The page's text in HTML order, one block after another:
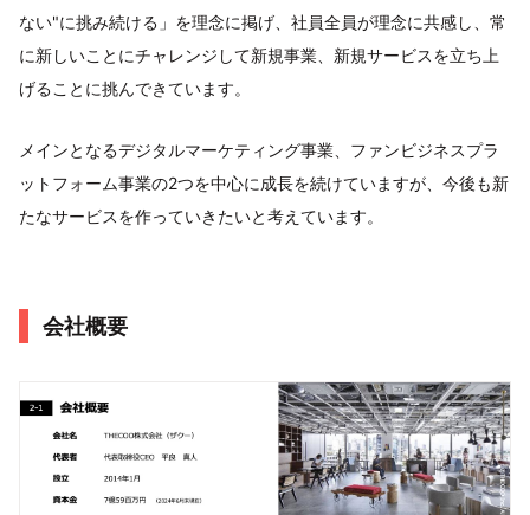
ない"に挑み続ける」を理念に掲げ、社員全員が理念に共感し、常
に新しいことにチャレンジして新規事業、新規サービスを立ち上
げることに挑んできています。
メインとなるデジタルマーケティング事業、ファンビジネスプラ
ットフォーム事業の2つを中心に成長を続けていますが、今後も新
たなサービスを作っていきたいと考えています。
会社概要